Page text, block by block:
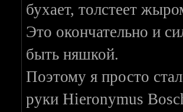
бухает, толстеет
Это окончательно и
быть няшкой.
Поэтому я просто
руки Hieronymus